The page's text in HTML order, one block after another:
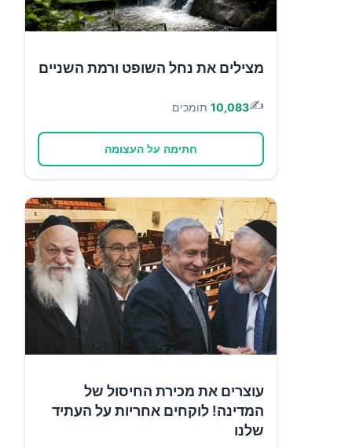
מצילים את נחל השופט ורמת השניים
✍️
10,083 תומכים
חתימה על העצומה
עוצרים את מכירת החיסול של
המדינה! לוקחים אחריות על העתיד
שלנו